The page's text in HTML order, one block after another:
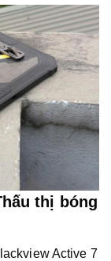
thị bóng
Active 7